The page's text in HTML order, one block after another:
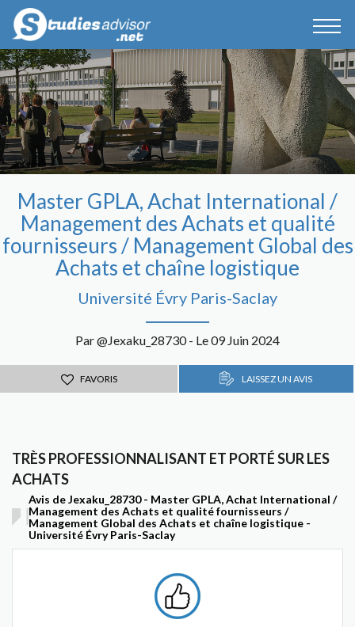
Master GPLA, Achat International /
Management des Achats et qualité
fournisseurs / Management Global des
Achats et chaîne logistique
Université Évry Paris-Saclay
Par @Jexaku_28730 - Le 09 Juin 2024
FAVORIS LAISSEZ UN AVIS
TRÈS PROFESSIONNALISANT ET PORTÉ SUR LES
ACHATS
Avis de Jexaku_28730 - Master GPLA, Achat International /
Management des Achats et qualité fournisseurs /
Management Global des Achats et chaîne logistique -
Université Évry Paris-Saclay